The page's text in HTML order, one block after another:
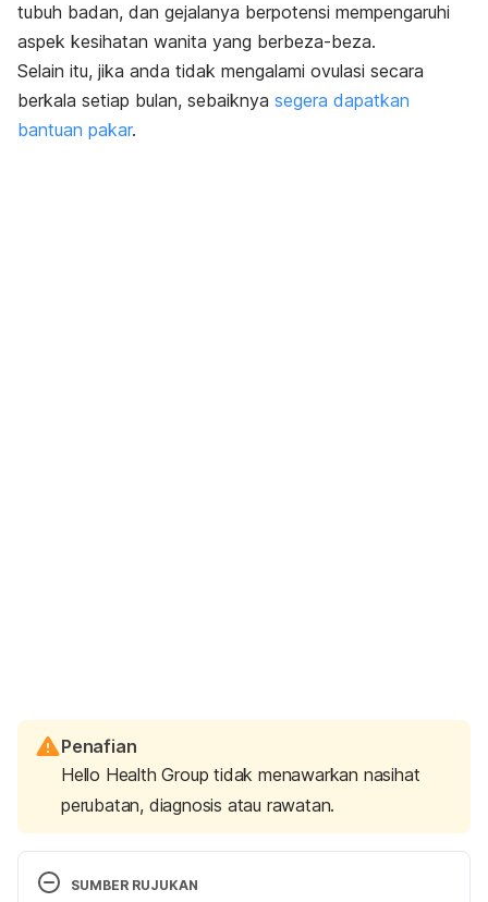
tubuh badan, dan gejalanya berpotensi mempengaruhi
aspek kesihatan wanita yang berbeza-beza.
Selain itu, jika anda tidak mengalami ovulasi secara
berkala setiap bulan, sebaiknya segera dapatkan
bantuan pakar.
Penafian
Hello Health Group tidak menawarkan nasihat
perubatan, diagnosis atau rawatan.
SUMBER RUJUKAN